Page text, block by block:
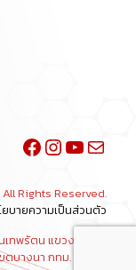
Facebook
Mail
All Rights Reserved.
ยบายความเป็นส่วนตัว
ทพรัตน แขวงบางนา
ตบางนา กทม. 10260